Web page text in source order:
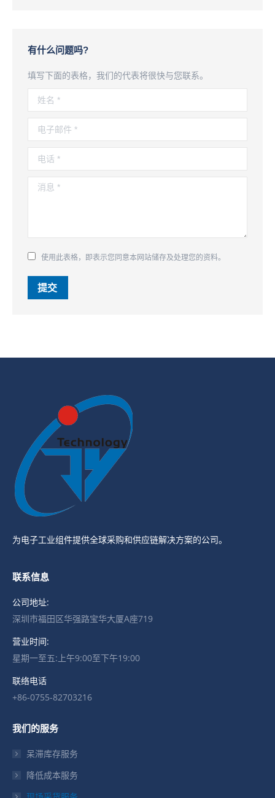
有什么问题吗?
填写下面的表格，我们的代表将很快与您联系。
姓名 *
电子邮件 *
电话 *
消息 *
使用此表格，即表示您同意本网站储存及处理您的资料。
提交
为电子工业组件提供全球采购和供应链解决方案的公司。
联系信息
公司地址:
深圳市福田区华强路宝华大厦A座719
营业时间:
星期一至五:上午9:00至下午19:00
联络电话
+86-0755-82703216
我们的服务
呆滞库存服务
降低成本服务